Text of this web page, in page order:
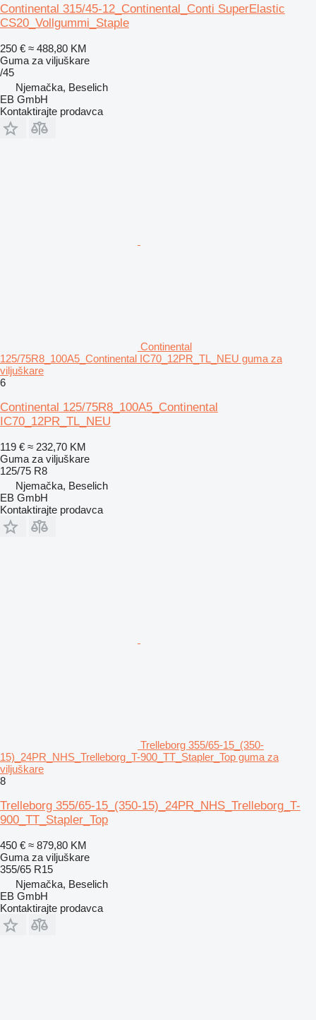
Continental 315/45-12_Continental_Conti SuperElastic
CS20_Vollgummi_Staple
250 € ≈ 488,80 KM
Guma za viljuškare
/45
Njemačka, Beselich
EB GmbH
Kontaktirajte prodavca
Continental
125/75R8_100A5_Continental IC70_12PR_TL_NEU guma za
viljuškare
6
Continental 125/75R8_100A5_Continental
IC70_12PR_TL_NEU
119 € ≈ 232,70 KM
Guma za viljuškare
125/75 R8
Njemačka, Beselich
EB GmbH
Kontaktirajte prodavca
Trelleborg 355/65-15_(350-
15)_24PR_NHS_Trelleborg_T-900_TT_Stapler_Top guma za
viljuškare
8
Trelleborg 355/65-15_(350-15)_24PR_NHS_Trelleborg_T-
900_TT_Stapler_Top
450 € ≈ 879,80 KM
Guma za viljuškare
355/65 R15
Njemačka, Beselich
EB GmbH
Kontaktirajte prodavca